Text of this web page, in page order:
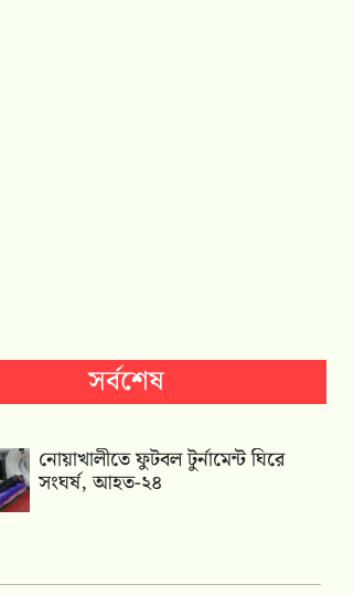
সর্বশেষ
নোয়াখালীতে ফুটবল টুর্নামেন্ট ঘিরে
সংঘর্ষ, আহত-২৪